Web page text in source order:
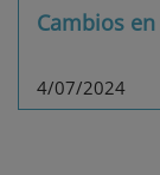
Cambios
4/07/2024